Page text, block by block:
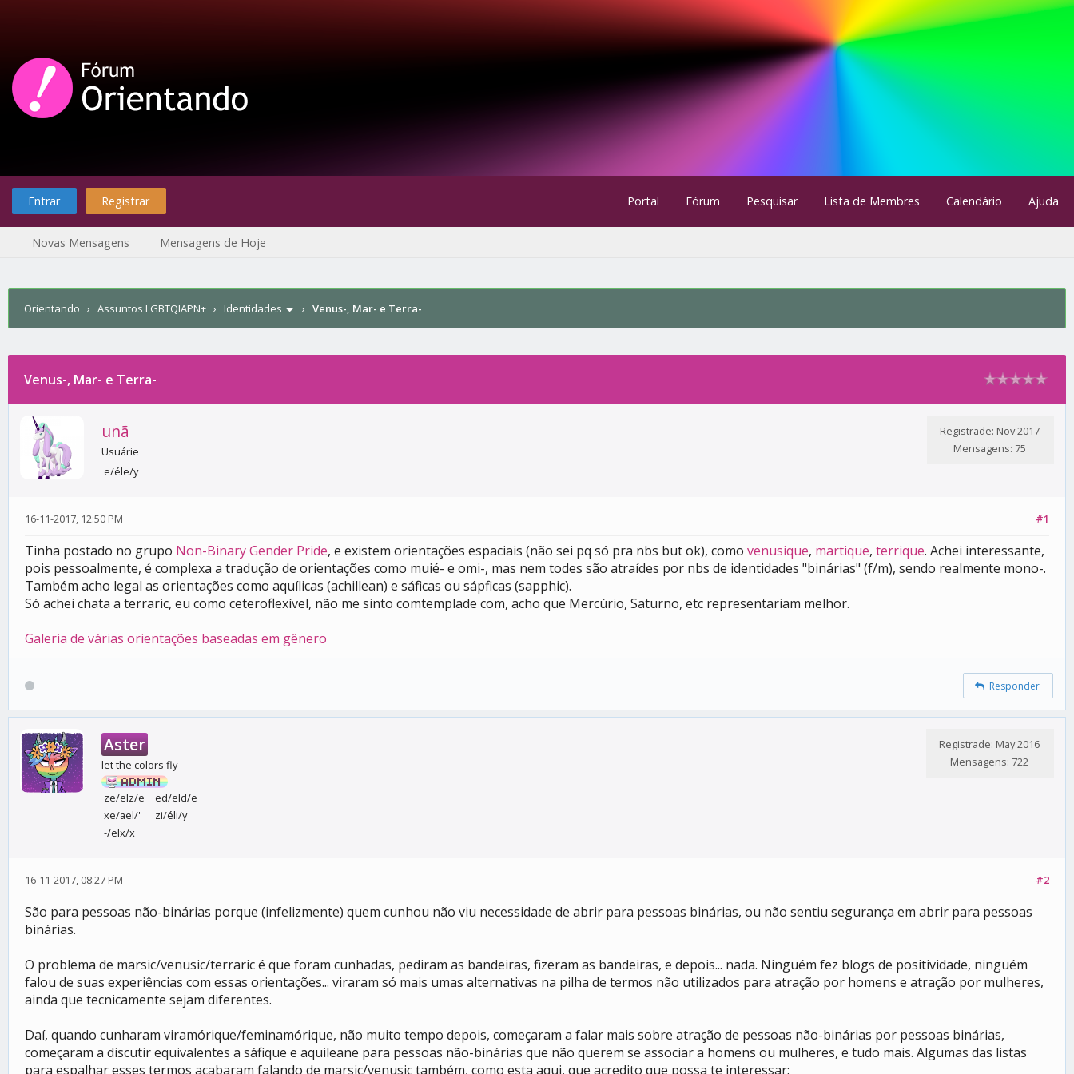
Entrar Registrar Portal Fórum Pesquisar Lista de Membres Calendário Ajuda
Novas Mensagens Mensagens de Hoje
Orientando › Assuntos LGBTQIAPN+ › Identidades › Venus-, Mar- e Terra-
Venus-, Mar- e Terra-
unã
Usuárie
e/éle/y
Registrade: Nov 2017
Mensagens: 75
#1
16-11-2017, 12:50 PM
Tinha postado no grupo Non-Binary Gender Pride, e existem orientações espaciais (não sei pq só pra nbs but ok), como venusique, martique, terrique. Achei interessante,
pois pessoalmente, é complexa a tradução de orientações como muié- e omi-, mas nem todes são atraídes por nbs de identidades "binárias" (f/m), sendo realmente mono-.
Também acho legal as orientações como aquílicas (achillean) e sáficas ou sápficas (sapphic).
Só achei chata a terraric, eu como ceteroflexível, não me sinto comtemplade com, acho que Mercúrio, Saturno, etc representariam melhor.
Galeria de várias orientações baseadas em gênero
Responder
Aster
let the colors fly
ze/elz/e
ed/eld/e
xe/ael/'
zi/éli/y
-/elx/x
Registrade: May 2016
Mensagens: 722
#2
16-11-2017, 08:27 PM
São para pessoas não-binárias porque (infelizmente) quem cunhou não viu necessidade de abrir para pessoas binárias, ou não sentiu segurança em abrir para pessoas
binárias.
O problema de marsic/venusic/terraric é que foram cunhadas, pediram as bandeiras, fizeram as bandeiras, e depois... nada. Ninguém fez blogs de positividade, ninguém
falou de suas experiências com essas orientações... viraram só mais umas alternativas na pilha de termos não utilizados para atração por homens e atração por mulheres,
ainda que tecnicamente sejam diferentes.
Daí, quando cunharam viramórique/feminamórique, não muito tempo depois, começaram a falar mais sobre atração de pessoas não-binárias por pessoas binárias,
começaram a discutir equivalentes a sáfique e aquileane para pessoas não-binárias que não querem se associar a homens ou mulheres, e tudo mais. Algumas das listas
para espalhar esses termos acabaram falando de marsic/venusic também, como esta aqui, que acredito que possa te interessar: